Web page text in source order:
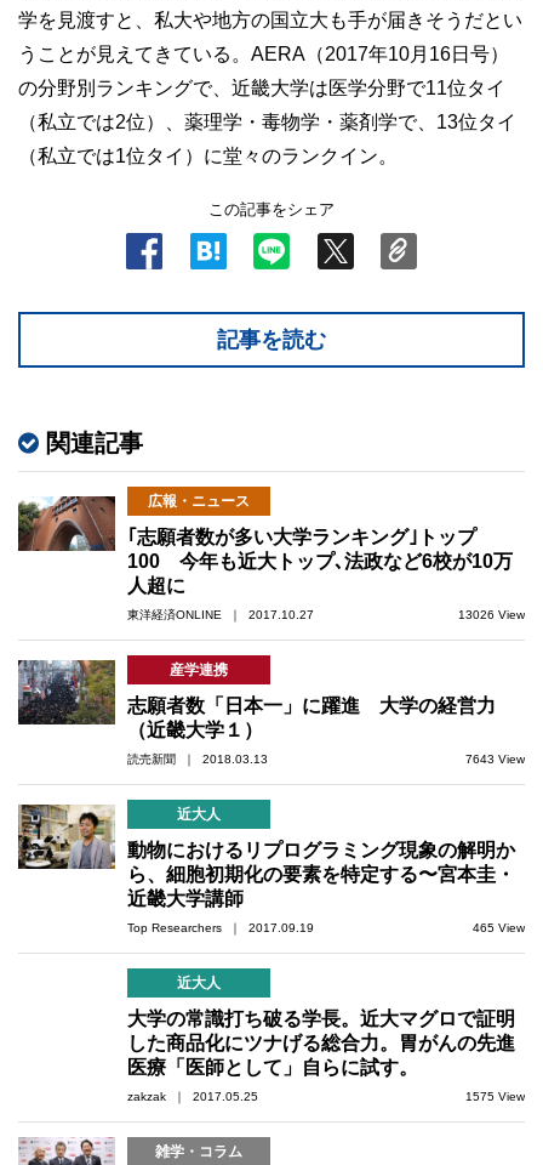
学を見渡すと、私大や地方の国立大も手が届きそうだとい
うことが見えてきている。AERA（2017年10月16日号）
の分野別ランキングで、近畿大学は医学分野で11位タイ
（私立では2位）、薬理学・毒物学・薬剤学で、13位タイ
（私立では1位タイ）に堂々のランクイン。
この記事をシェア
記事を読む
関連記事
広報・ニュース
｢志願者数が多い大学ランキング｣トップ
100 今年も近大トップ､法政など6校が10万
人超に
東洋経済ONLINE ｜ 2017.10.27 13026 View
産学連携
志願者数「日本一」に躍進 大学の経営力
（近畿大学１）
読売新聞 ｜ 2018.03.13 7643 View
近大人
動物におけるリプログラミング現象の解明か
ら、細胞初期化の要素を特定する〜宮本圭・
近畿大学講師
Top Researchers ｜ 2017.09.19 465 View
近大人
大学の常識打ち破る学長。近大マグロで証明
した商品化にツナげる総合力。胃がんの先進
医療「医師として」自らに試す。
zakzak ｜ 2017.05.25 1575 View
雑学・コラム